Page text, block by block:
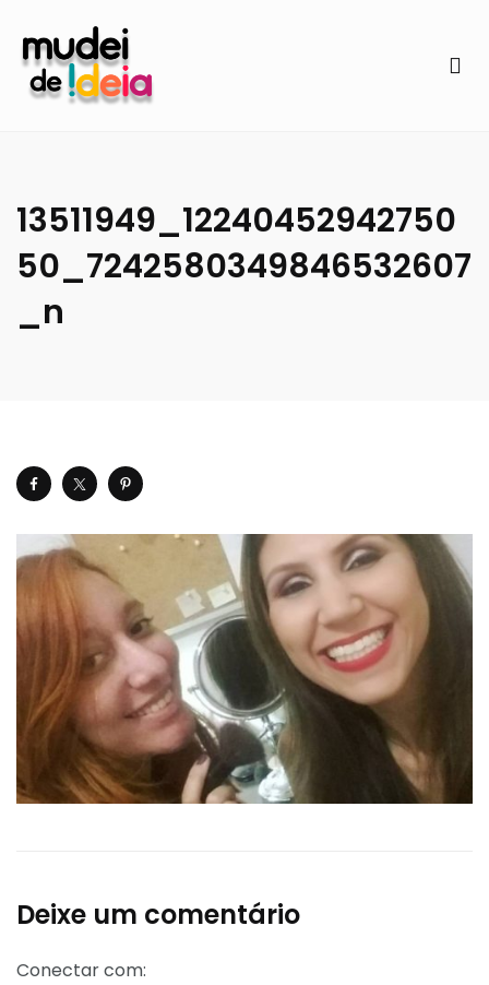
13511949_12240452942750
50_7242580349846532607
_n
Deixe um comentário
Conectar com: